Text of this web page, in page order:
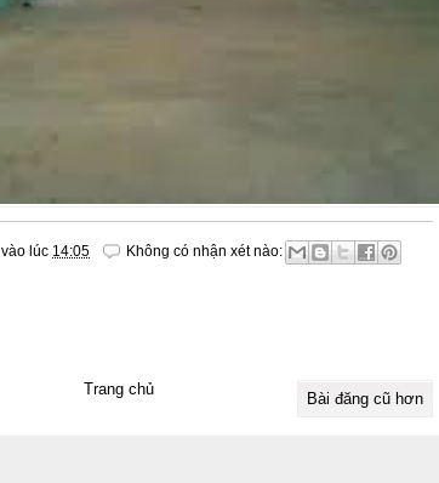
vào lúc 14:05 Không có nhận xét nào:
Bài đăng cũ hơn
Trang chủ